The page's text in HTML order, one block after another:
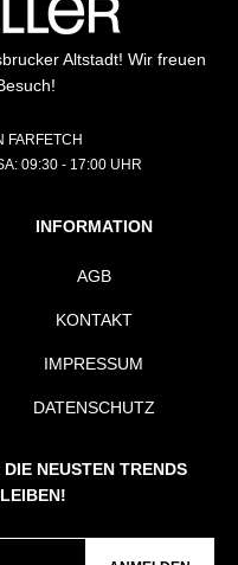
Altstadt! Wir freuen
FARFETCH
09:30 - 17:00 UHR
INFORMATION
AGB
KONTAKT
IMPRESSUM
DATENSCHUTZ
NEUSTEN TRENDS